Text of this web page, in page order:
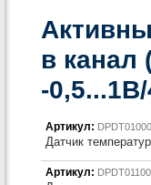
в канал
-
Артикул:
Датчик
Артикул: